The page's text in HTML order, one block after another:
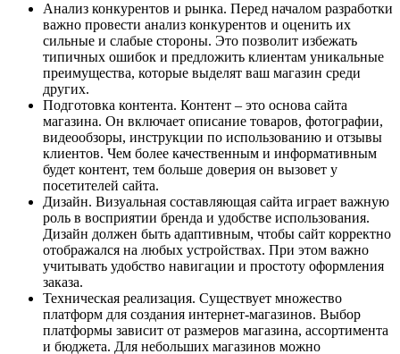
Анализ конкурентов и рынка. Перед началом разработки
важно провести анализ конкурентов и оценить их
сильные и слабые стороны. Это позволит избежать
типичных ошибок и предложить клиентам уникальные
преимущества, которые выделят ваш магазин среди
других.
Подготовка контента. Контент – это основа сайта
магазина. Он включает описание товаров, фотографии,
видеообзоры, инструкции по использованию и отзывы
клиентов. Чем более качественным и информативным
будет контент, тем больше доверия он вызовет у
посетителей сайта.
Дизайн. Визуальная составляющая сайта играет важную
роль в восприятии бренда и удобстве использования.
Дизайн должен быть адаптивным, чтобы сайт корректно
отображался на любых устройствах. При этом важно
учитывать удобство навигации и простоту оформления
заказа.
Техническая реализация. Существует множество
платформ для создания интернет-магазинов. Выбор
платформы зависит от размеров магазина, ассортимента
и бюджета. Для небольших магазинов можно